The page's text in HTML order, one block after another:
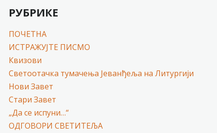
РУБРИКЕ
ПОЧЕТНА
ИСТРАЖУЈТЕ ПИСМО
Квизови
Светоотачка тумачења Јеванђеља на Литургији
Нови Завет
Стари Завет
„Да се испуни…“
ОДГОВОРИ СВЕТИТЕЉА